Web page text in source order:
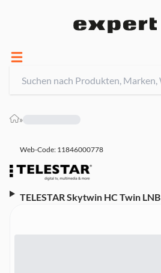
»
Web-Code: 11846000778
TELESTAR Skytwin HC Twin LNB